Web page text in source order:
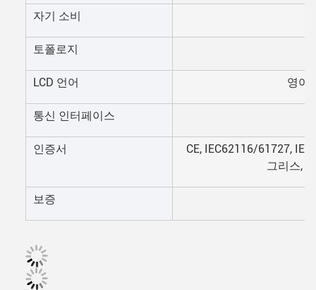
자기 소비
토폴로지
LCD 언어 영어,
통신 인터페이스
인증서
CE, IEC62116/61727,
그리스,
보증